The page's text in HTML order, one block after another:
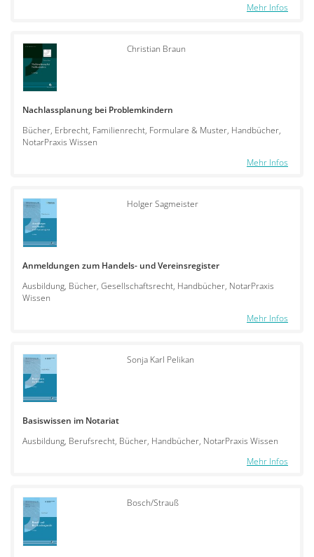
Mehr Infos
Christian Braun
Nachlassplanung bei Problemkindern
Bücher, Erbrecht, Familienrecht, Formulare & Muster, Handbücher,
NotarPraxis Wissen
Mehr Infos
Holger Sagmeister
Anmeldungen zum Handels- und Vereinsregister
Ausbildung, Bücher, Gesellschaftsrecht, Handbücher, NotarPraxis
Wissen
Mehr Infos
Sonja Karl Pelikan
Basiswissen im Notariat
Ausbildung, Berufsrecht, Bücher, Handbücher, NotarPraxis Wissen
Mehr Infos
Bosch/Strauß